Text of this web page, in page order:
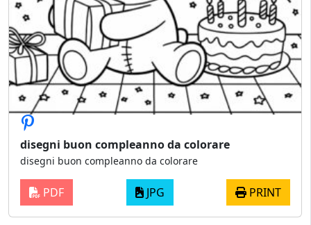
disegni buon compleanno da colorare
disegni buon compleanno da colorare
PDF JPG PRINT